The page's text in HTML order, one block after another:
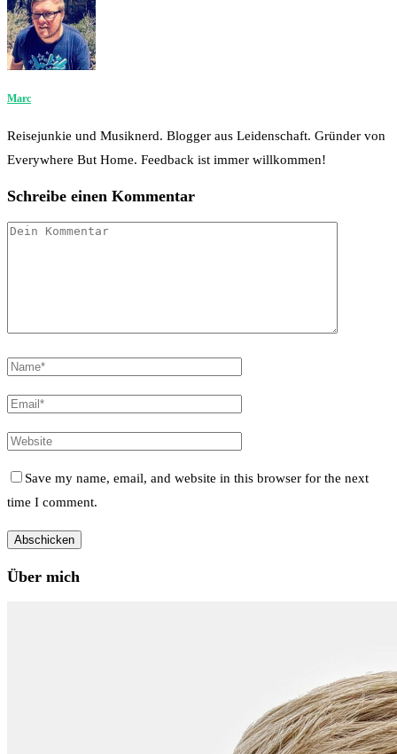
Marc
Reisejunkie und Musiknerd. Blogger aus Leidenschaft. Gründer von
Everywhere But Home. Feedback ist immer willkommen!
Schreibe einen Kommentar
Save my name, email, and website in this browser for the next
time I comment.
Über mich